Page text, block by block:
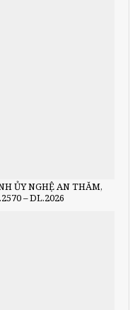
ỦY NGHỆ AN THĂM,
– DL.2026